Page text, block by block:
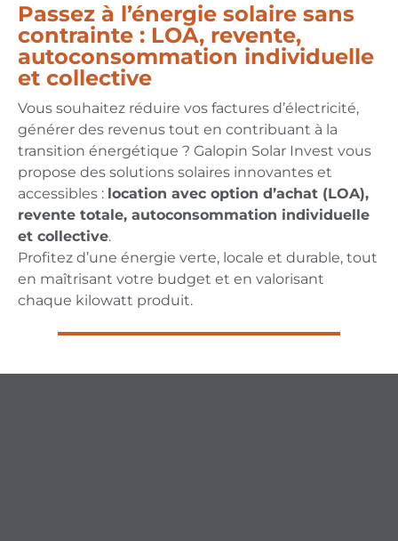
Passez à l’énergie solaire sans
contrainte : LOA, revente,
autoconsommation individuelle
et collective
Vous souhaitez réduire vos factures d’électricité,
générer des revenus tout en contribuant à la
transition énergétique ? Galopin Solar Invest vous
propose des solutions solaires innovantes et
accessibles : location avec option d’achat (LOA),
revente totale, autoconsommation individuelle
et collective.
Profitez d’une énergie verte, locale et durable, tout
en maîtrisant votre budget et en valorisant
chaque kilowatt produit.